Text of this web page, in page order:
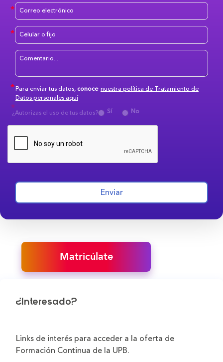
Para enviar tus datos,conoce nuestra política de Tratamiento de
Datos personales aquí
¿Autorizas el uso de tus datos?
Sí No
Enviar
Matricúlate
¿Interesado?
Links de interés para acceder a la oferta de
Formación Continua de la UPB.